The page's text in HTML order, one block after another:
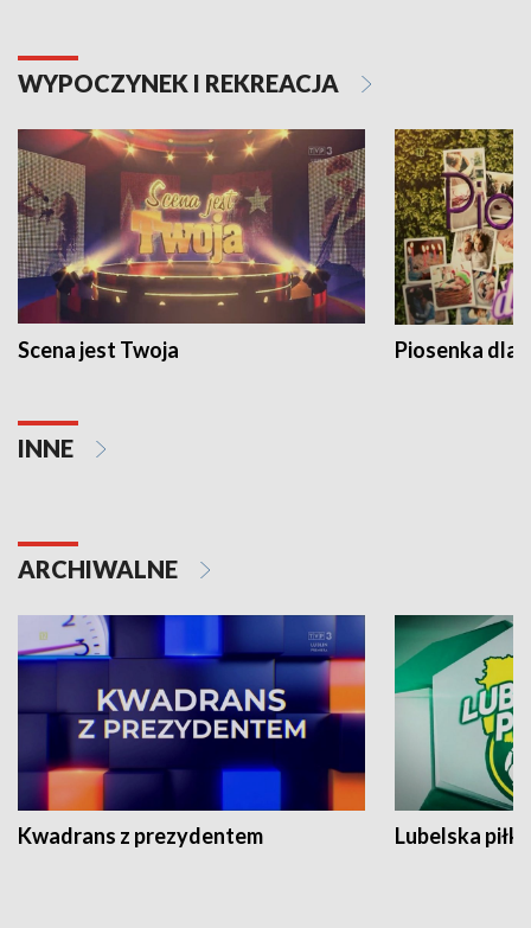
WYPOCZYNEK I REKREACJA
Scena jest Twoja Piosenka dla
INNE
ARCHIWALNE
Kwadrans z prezydentem Lubelska piłka